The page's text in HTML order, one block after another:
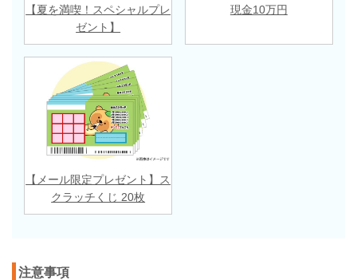
【夏を満喫！スペシャルプレ
ゼント】
現金10万円
【メール限定プレゼント】ス
クラッチくじ 20枚
注意事項